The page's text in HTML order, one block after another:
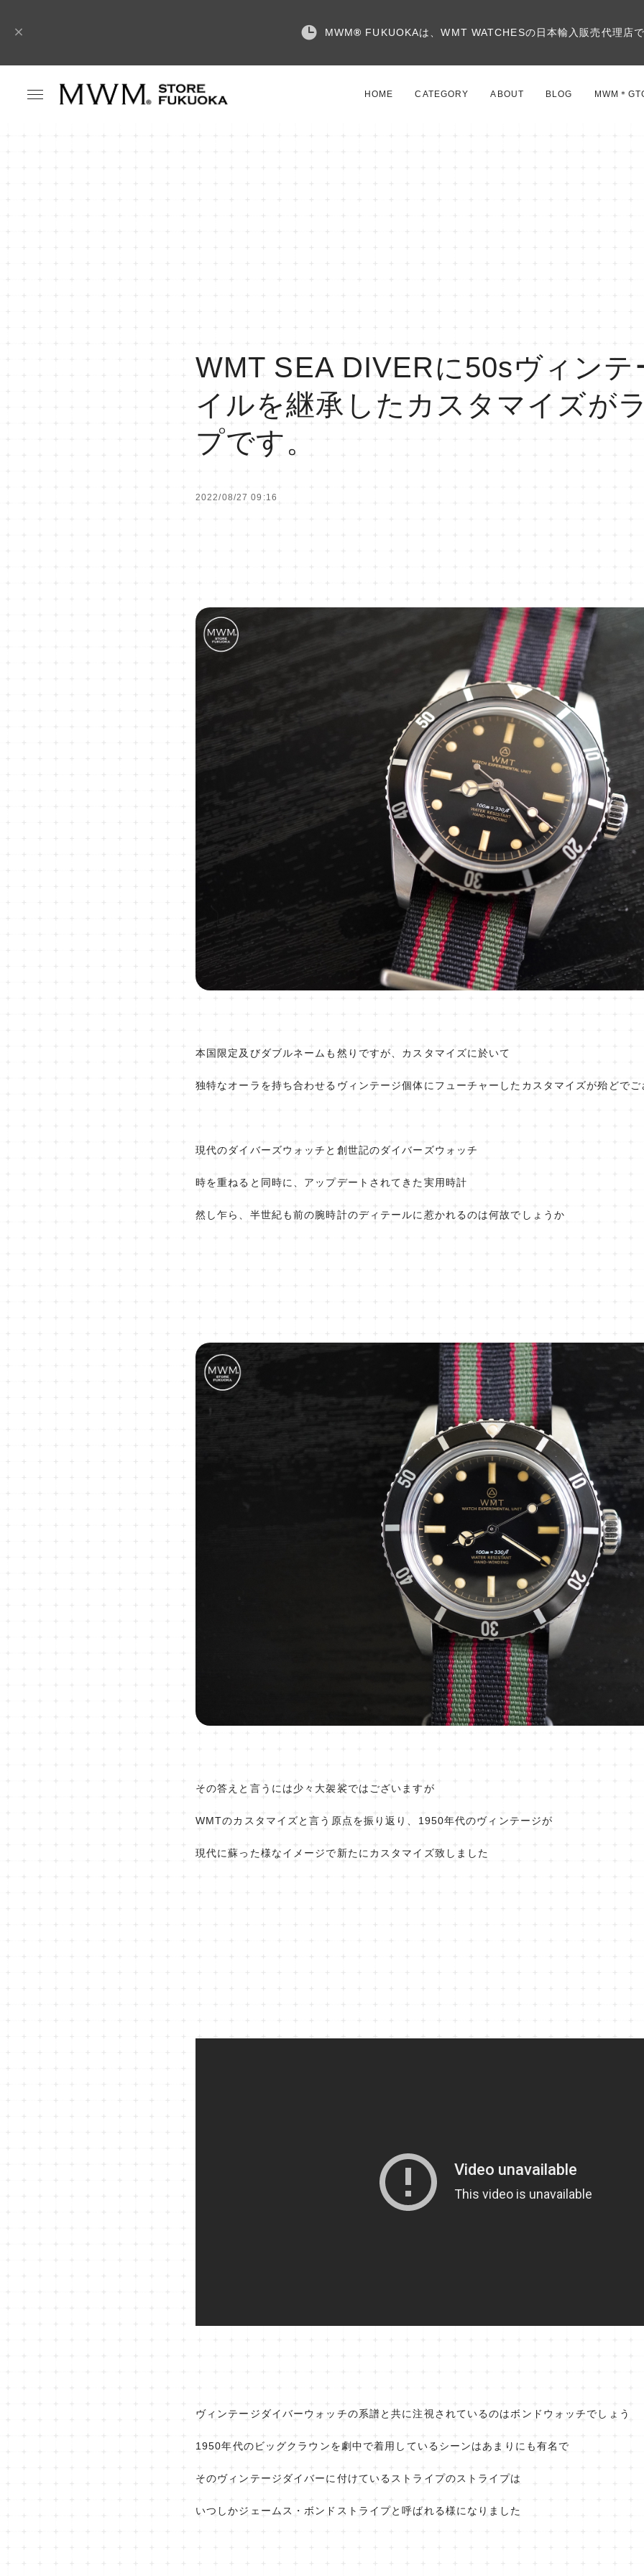
MWM® FUKUOKAは、WMT WATCHESの日本輸入販売代理店
HOME CATEGORY ABOUT BLOG MWM＊
WMT SEA DIVERに50sヴィンテ
イルを継承したカスタマイズが
プです。
2022/08/27 09:16
本国限定及びダブルネームも然りですが、カスタマイズに於いて
独特なオーラを持ち合わせるヴィンテージ個体にフューチャーしたカスタマイズが殆どでご
現代のダイバーズウォッチと創世記のダイバーズウォッチ
時を重ねると同時に、アップデートされてきた実用時計
然し乍ら、半世紀も前の腕時計のディテールに惹かれるのは何故でしょうか
その答えと言うには少々大袈裟ではございますが
WMTのカスタマイズと言う原点を振り返り、1950年代のヴィンテージが
現代に蘇った様なイメージで新たにカスタマイズ致しました
ヴィンテージダイバーウォッチの系譜と共に注視されているのはボンドウォッチでしょう
1950年代のビッグクラウンを劇中で着用しているシーンはあまりにも有名で
そのヴィンテージダイバーに付けているストライプのストライプは
いつしかジェームス・ボンドストライプと呼ばれる様になりました